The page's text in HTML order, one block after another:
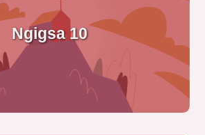
Ngigsa 10